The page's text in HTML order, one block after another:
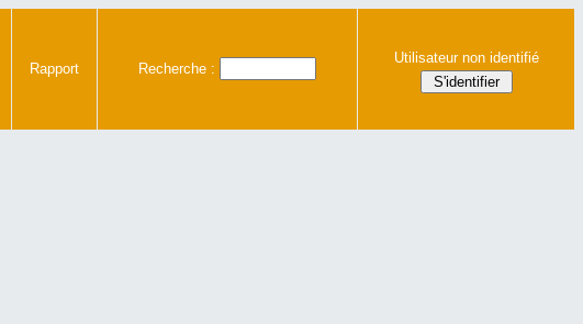
Rapport Recherche :
Utilisateur non identifié